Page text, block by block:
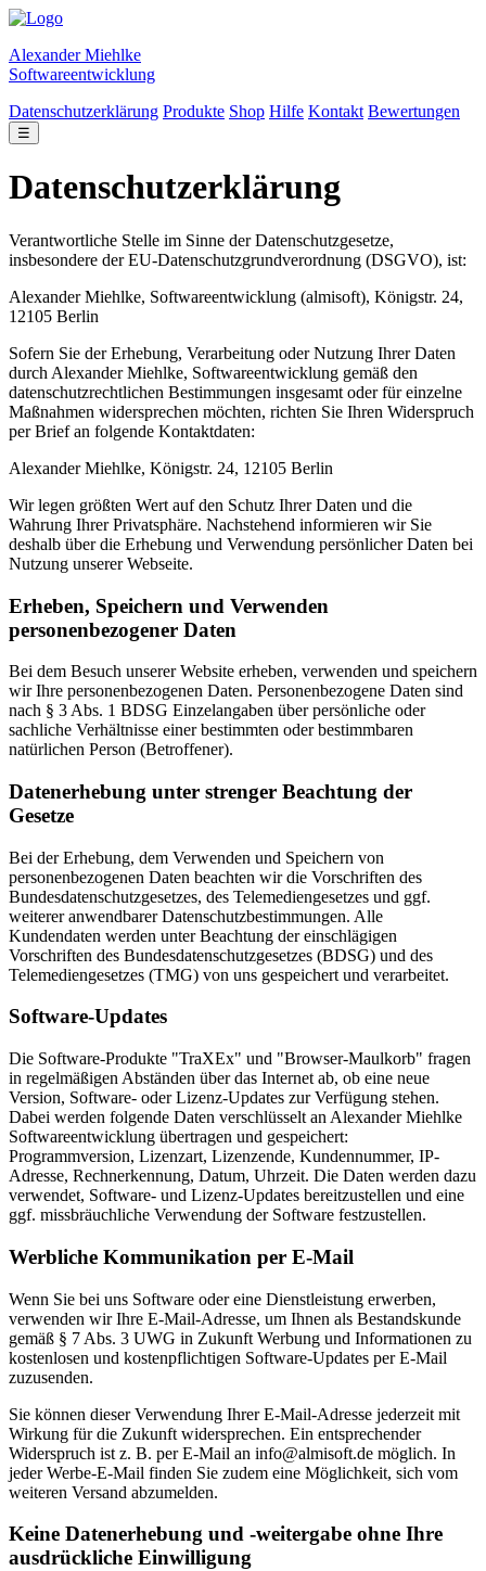
Alexander Miehlke
Softwareentwicklung
Datenschutzerklärung Produkte Shop Hilfe Kontakt Bewertungen
☰
Datenschutzerklärung
Verantwortliche Stelle im Sinne der Datenschutzgesetze,
insbesondere der EU-Datenschutzgrundverordnung (DSGVO), ist:
Alexander Miehlke, Softwareentwicklung (almisoft), Königstr. 24,
12105 Berlin
Sofern Sie der Erhebung, Verarbeitung oder Nutzung Ihrer Daten
durch Alexander Miehlke, Softwareentwicklung gemäß den
datenschutzrechtlichen Bestimmungen insgesamt oder für einzelne
Maßnahmen widersprechen möchten, richten Sie Ihren Widerspruch
per Brief an folgende Kontaktdaten:
Alexander Miehlke, Königstr. 24, 12105 Berlin
Wir legen größten Wert auf den Schutz Ihrer Daten und die
Wahrung Ihrer Privatsphäre. Nachstehend informieren wir Sie
deshalb über die Erhebung und Verwendung persönlicher Daten bei
Nutzung unserer Webseite.
Erheben, Speichern und Verwenden
personenbezogener Daten
Bei dem Besuch unserer Website erheben, verwenden und speichern
wir Ihre personenbezogenen Daten. Personenbezogene Daten sind
nach § 3 Abs. 1 BDSG Einzelangaben über persönliche oder
sachliche Verhältnisse einer bestimmten oder bestimmbaren
natürlichen Person (Betroffener).
Datenerhebung unter strenger Beachtung der
Gesetze
Bei der Erhebung, dem Verwenden und Speichern von
personenbezogenen Daten beachten wir die Vorschriften des
Bundesdatenschutzgesetzes, des Telemediengesetzes und ggf.
weiterer anwendbarer Datenschutzbestimmungen. Alle
Kundendaten werden unter Beachtung der einschlägigen
Vorschriften des Bundesdatenschutzgesetzes (BDSG) und des
Telemediengesetzes (TMG) von uns gespeichert und verarbeitet.
Software-Updates
Die Software-Produkte "TraXEx" und "Browser-Maulkorb" fragen
in regelmäßigen Abständen über das Internet ab, ob eine neue
Version, Software- oder Lizenz-Updates zur Verfügung stehen.
Dabei werden folgende Daten verschlüsselt an Alexander Miehlke
Softwareentwicklung übertragen und gespeichert:
Programmversion, Lizenzart, Lizenzende, Kundennummer, IP-
Adresse, Rechnerkennung, Datum, Uhrzeit. Die Daten werden dazu
verwendet, Software- und Lizenz-Updates bereitzustellen und eine
ggf. missbräuchliche Verwendung der Software festzustellen.
Werbliche Kommunikation per E-Mail
Wenn Sie bei uns Software oder eine Dienstleistung erwerben,
verwenden wir Ihre E-Mail-Adresse, um Ihnen als Bestandskunde
gemäß § 7 Abs. 3 UWG in Zukunft Werbung und Informationen zu
kostenlosen und kostenpflichtigen Software-Updates per E-Mail
zuzusenden.
Sie können dieser Verwendung Ihrer E-Mail-Adresse jederzeit mit
Wirkung für die Zukunft widersprechen. Ein entsprechender
Widerspruch ist z. B. per E-Mail an info@almisoft.de möglich. In
jeder Werbe-E-Mail finden Sie zudem eine Möglichkeit, sich vom
weiteren Versand abzumelden.
Keine Datenerhebung und -weitergabe ohne Ihre
ausdrückliche Einwilligung